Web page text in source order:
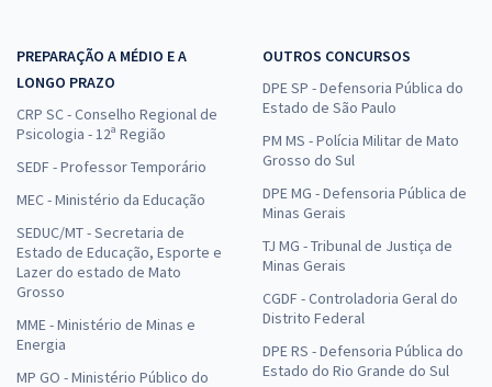
PREPARAÇÃO A MÉDIO E A
LONGO PRAZO
CRP SC - Conselho Regional de
Psicologia - 12ª Região
SEDF - Professor Temporário
MEC - Ministério da Educação
SEDUC/MT - Secretaria de
Estado de Educação, Esporte e
Lazer do estado de Mato
Grosso
MME - Ministério de Minas e
Energia
MP GO - Ministério Público do
OUTROS CONCURSOS
DPE SP - Defensoria Pública do
Estado de São Paulo
PM MS - Polícia Militar de Mato
Grosso do Sul
DPE MG - Defensoria Pública de
Minas Gerais
TJ MG - Tribunal de Justiça de
Minas Gerais
CGDF - Controladoria Geral do
Distrito Federal
DPE RS - Defensoria Pública do
Estado do Rio Grande do Sul